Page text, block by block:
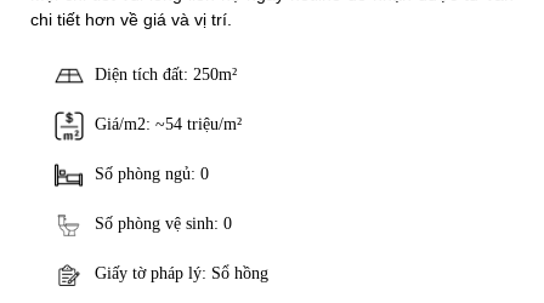
chi tiết hơn về giá và vị trí.
Diện tích đất: 250m²
Giá/m2: ~54 triệu/m²
Số phòng ngủ: 0
Số phòng vệ sinh: 0
Giấy tờ pháp lý: Sổ hồng